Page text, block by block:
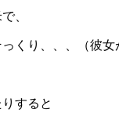
、
くり、、、（彼
すると